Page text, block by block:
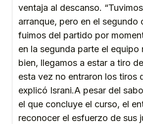
ventaja al descanso.
arranque, pero en el segundo
fuimos del partido por
en la segunda parte el equipo
bien, llegamos a estar a tiro
esta vez no entraron los tiros
explicó Israni.A pesar del
el que concluye el curso, el
reconocer el esfuerzo de sus